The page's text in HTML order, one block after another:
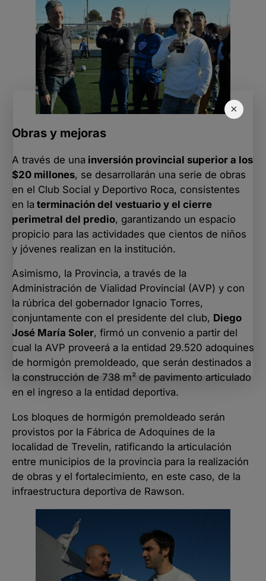
×
Obras y mejoras
A través de una inversión provincial superior a los
$20 millones, se desarrollarán una serie de obras
en el Club Social y Deportivo Roca, consistentes
en la terminación del vestuario y el cierre
perimetral del predio, garantizando un espacio
propicio para las actividades que cientos de niños
y jóvenes realizan en la institución.
Asimismo, la Provincia, a través de la
Administración de Vialidad Provincial (AVP) y con
la rúbrica del gobernador Ignacio Torres,
conjuntamente con el presidente del club, Diego
José María Soler, firmó un convenio a partir del
cual la AVP proveerá a la entidad 29.520 adoquines
de hormigón premoldeado, que serán destinados a
la construcción de 738 m² de pavimento articulado
en el ingreso a la entidad deportiva.
Los bloques de hormigón premoldeado serán
provistos por la Fábrica de Adoquines de la
localidad de Trevelin, ratificando la articulación
entre municipios de la provincia para la realización
de obras y el fortalecimiento, en este caso, de la
infraestructura deportiva de Rawson.